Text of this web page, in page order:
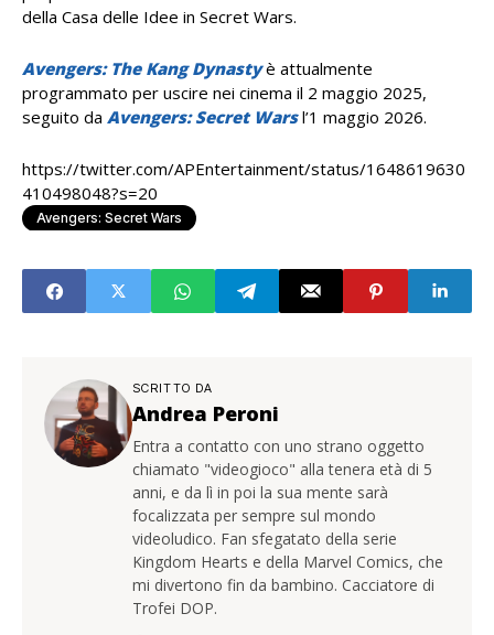
della Casa delle Idee in Secret Wars.
Avengers: The Kang Dynastyè attualmente
programmato per uscire nei cinema il 2 maggio 2025,
seguito da Avengers: Secret Warsl’1 maggio 2026.
https://twitter.com/APEntertainment/status/1648619630
410498048?s=20
Avengers: Secret Wars
SCRITTO DA
Andrea Peroni
Entra a contatto con uno strano oggetto
chiamato "videogioco" alla tenera età di 5
anni, e da lì in poi la sua mente sarà
focalizzata per sempre sul mondo
videoludico. Fan sfegatato della serie
Kingdom Hearts e della Marvel Comics, che
mi divertono fin da bambino. Cacciatore di
Trofei DOP.